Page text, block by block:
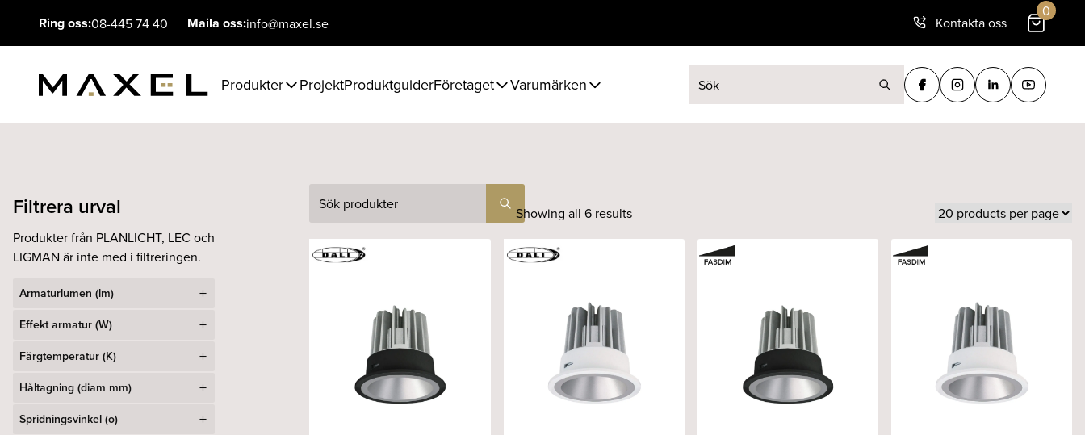
Ring oss:08-445 74 40 Maila oss:info@maxel.se Kontakta oss
0
Produkter ProjektProduktguiderFöretaget Varumärken Sök efter:
Filtrera urval
Produkter från PLANLICHT, LEC och
LIGMAN är inte med i filtreringen.
Armaturlumen (lm)
Effekt armatur (W)
Färgtemperatur (K)
Håltagning (diam mm)
Spridningsvinkel (o)
Sök Showing all 6 results